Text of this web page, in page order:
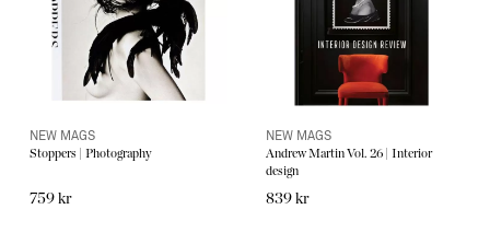
NEW MAGS
Stoppers | Photography
759 kr
NEW MAGS
Andrew Martin Vol. 26 | Interior
design
839 kr